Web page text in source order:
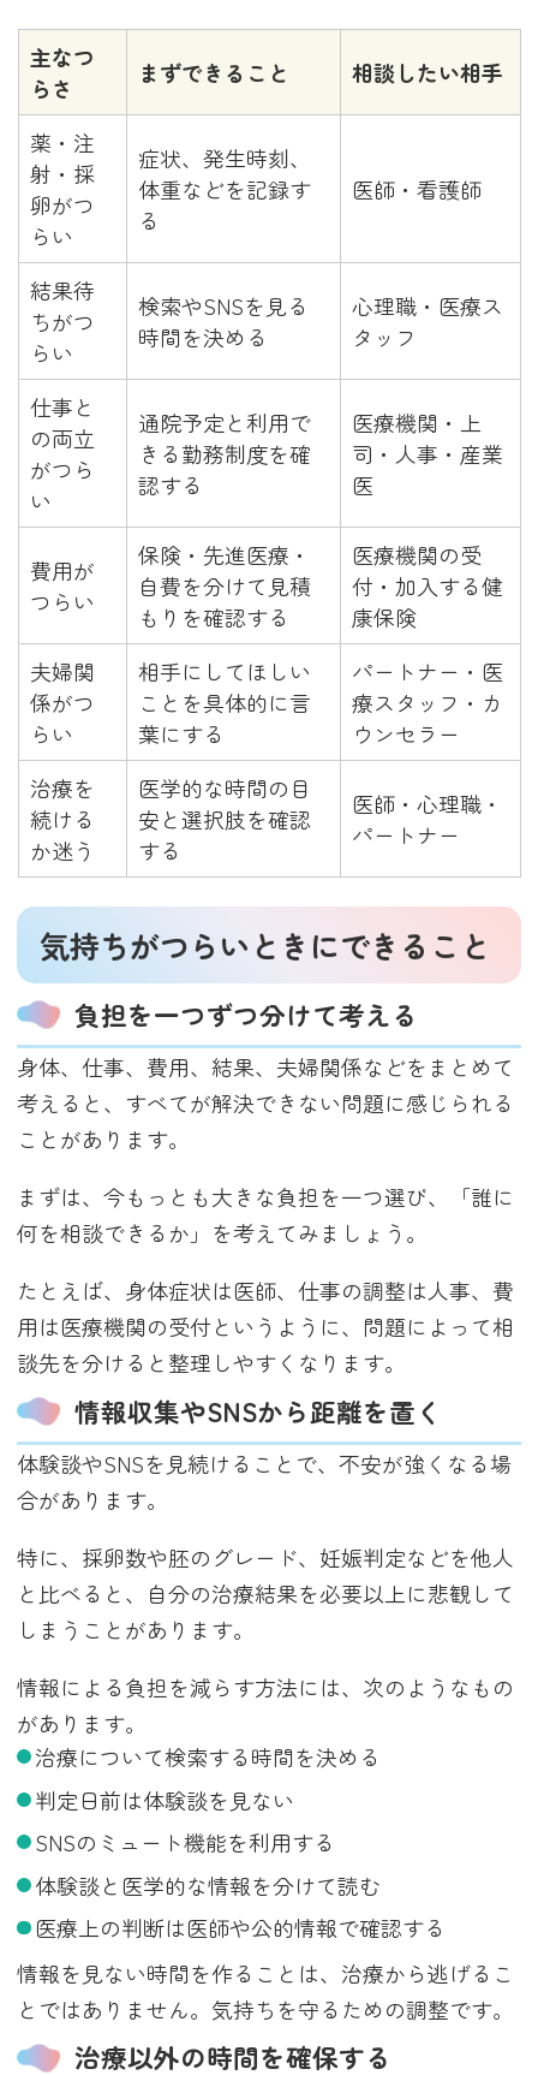
主なつ
らさ
まずできること 相談したい相手
薬・注
射・採
卵がつ
らい
症状、発生時刻、
体重などを記録す
る
医師・看護師
結果待
ちがつ
らい
検索やSNSを見る
時間を決める
心理職・医療ス
タッフ
仕事と
の両立
がつら
い
通院予定と利用で
きる勤務制度を確
認する
医療機関・上
司・人事・産業
医
費用が
つらい
保険・先進医療・
自費を分けて見積
もりを確認する
医療機関の受
付・加入する健
康保険
夫婦関
係がつ
らい
相手にしてほしい
ことを具体的に言
葉にする
パートナー・医
療スタッフ・カ
ウンセラー
治療を
続ける
か迷う
医学的な時間の目
安と選択肢を確認
する
医師・心理職・
パートナー
気持ちがつらいときにできること
負担を一つずつ分けて考える
身体、仕事、費用、結果、夫婦関係などをまとめて
考えると、すべてが解決できない問題に感じられる
ことがあります。
まずは、今もっとも大きな負担を一つ選び、「誰に
何を相談できるか」を考えてみましょう。
たとえば、身体症状は医師、仕事の調整は人事、費
用は医療機関の受付というように、問題によって相
談先を分けると整理しやすくなります。
情報収集やSNSから距離を置く
体験談やSNSを見続けることで、不安が強くなる場
合があります。
特に、採卵数や胚のグレード、妊娠判定などを他人
と比べると、自分の治療結果を必要以上に悲観して
しまうことがあります。
情報による負担を減らす方法には、次のようなもの
があります。
治療について検索する時間を決める
判定日前は体験談を見ない
SNSのミュート機能を利用する
体験談と医学的な情報を分けて読む
医療上の判断は医師や公的情報で確認する
情報を見ない時間を作ることは、治療から逃げるこ
とではありません。気持ちを守るための調整です。
治療以外の時間を確保する